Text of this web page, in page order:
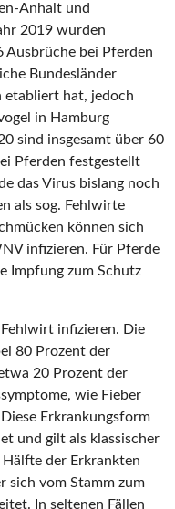
Anhalt und
2019 wurden
Ausbrüche bei Pferden
Bundesländer
etabliert hat, jedoch
in Hamburg
sind insgesamt über 60
Pferden festgestellt
das Virus bislang noch
als sog. Fehlwirte
können sich
infizieren. Für Pferde
Impfung zum Schutz
infizieren. Die
80 Prozent der
20 Prozent der
wie Fieber
Erkrankungsform
und gilt als klassischer
der Erkrankten
sich vom Stamm zum
In seltenen Fällen